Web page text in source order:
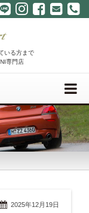
いる方まで
専門店
2025年12月19日